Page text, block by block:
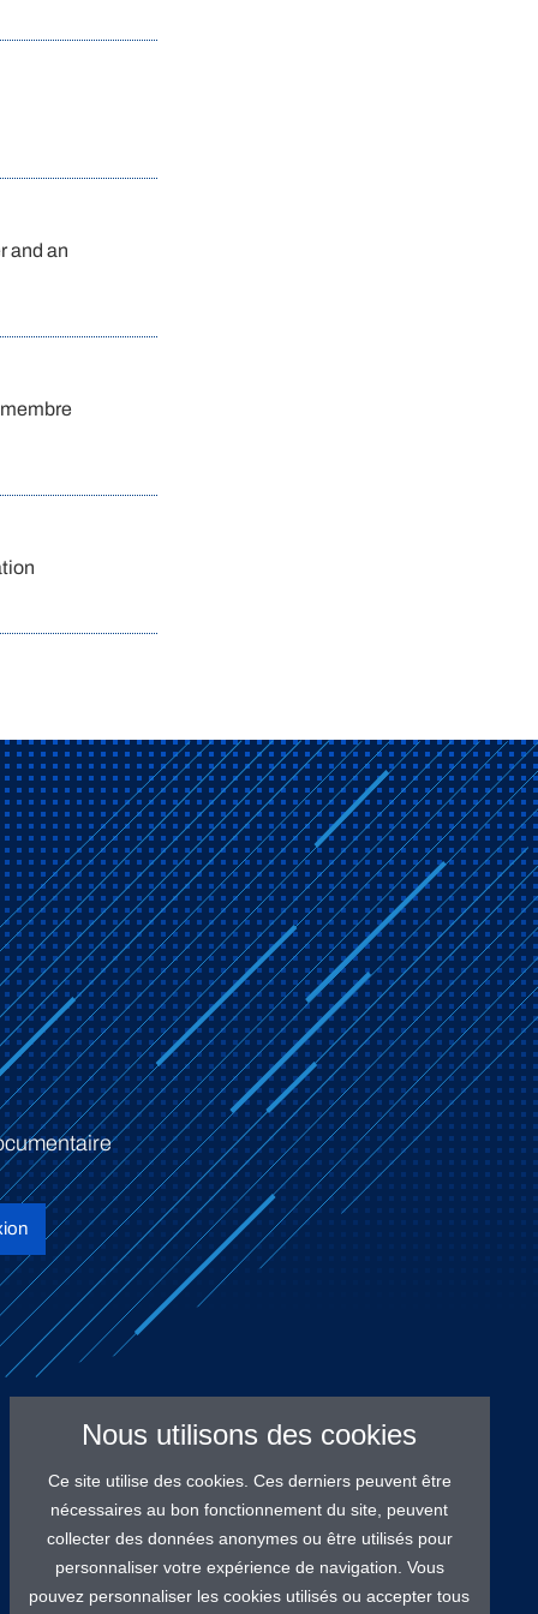
and an
Nous utilisons des cookies
Ce site utilise des cookies. Ces derniers peuvent être
nécessaires au bon fonctionnement du site, peuvent
collecter des données anonymes ou être utilisés pour
personnaliser votre expérience de navigation. Vous
pouvez personnaliser les cookies utilisés ou accepter tous